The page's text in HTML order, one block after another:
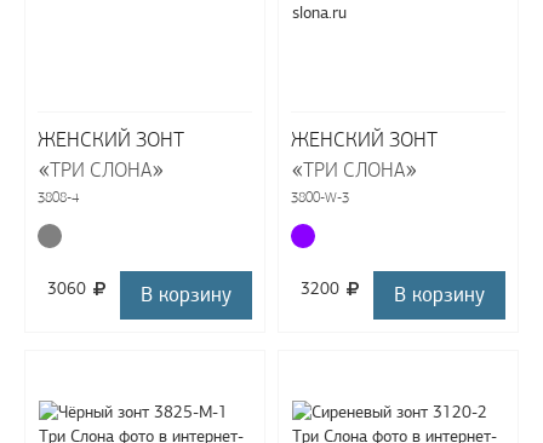
ЖЕНСКИЙ ЗОНТ
«ТРИ СЛОНА»
3808-4
3060 В корзину
ЖЕНСКИЙ ЗОНТ
«ТРИ СЛОНА»
3800-W-3
3200 В корзину